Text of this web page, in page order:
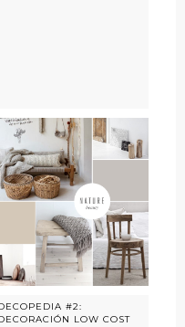
#2:
LOW COST